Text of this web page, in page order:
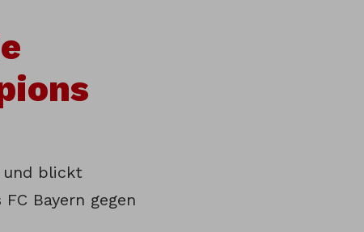
und blickt
Bayern gegen